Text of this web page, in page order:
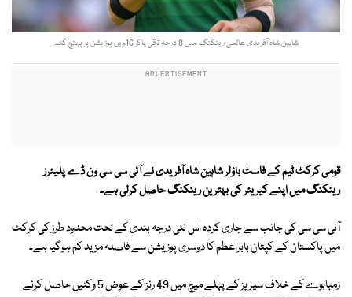
شاہین شاہ آفریدی عالمی رینکنگ میں 8 درجہ ترقی پاکر 16ویں پوزیشن پر پہنچ گئے
قومی کرکٹ ٹیم کے فاسٹ باؤلر شاہین شاہ آفریدی نے آئی سی سی ون ڈے پلیئرز
رینکنگ میں اپنے کیریئر کی بہترین رینکنگ حاصل کرلی ہے۔
آئی سی سی کی جانب سے جاری کردہ اس نئی درجہ بندی کے تحت محدود طرز کی کرکٹ
میں پاکستان کے کپتان بابراعظم کا دوسری پوزیشن سے فاصلہ مزید کم ہوگیا ہے۔
زمبابوے کے خلاف سیریز کے پہلے میچ میں 49 رنز کے عوض 5 وکٹیں حاصل کرنے